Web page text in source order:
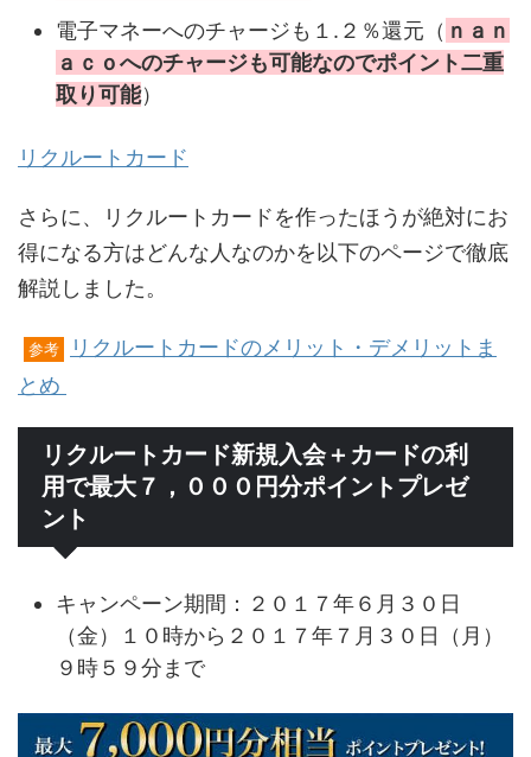
電子マネーへのチャージも１.２％還元（ ｎａｎ
ａｃｏへのチャージも可能なのでポイント二重
取り可能）
リクルートカード
さらに、リクルートカードを作ったほうが絶対にお
得になる方はどんな人なのかを以下のページで徹底
解説しました。
参考
リクルートカードのメリット・デメリットま
とめ
リクルートカード新規入会＋カードの利
用で最大７，０００円分ポイントプレゼ
ント
キャンペーン期間：２０１７年６月３０日
（金）１０時から２０１７年７月３０日（月）
９時５９分まで